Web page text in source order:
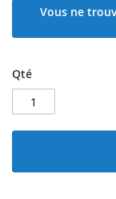
Vous ne
Qté